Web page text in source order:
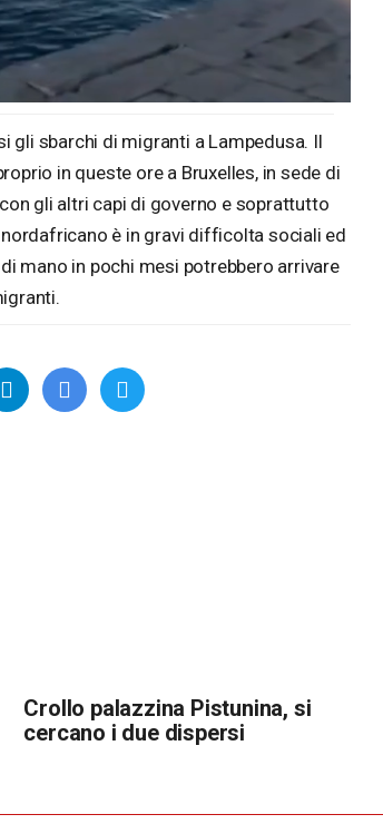
gli sbarchi di migranti a Lampedusa. Il
in queste ore a Bruxelles, in sede di
gli altri capi di governo e soprattutto
nordafricano è in gravi difficolta sociali ed
mano in pochi mesi potrebbero arrivare
Crollo palazzina Pistunina, si
cercano i due dispersi